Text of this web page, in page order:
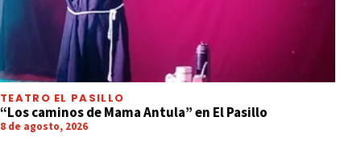
TEATRO EL PASILLO
“Los caminos de Mama Antula” en El Pasillo
8 de agosto, 2026